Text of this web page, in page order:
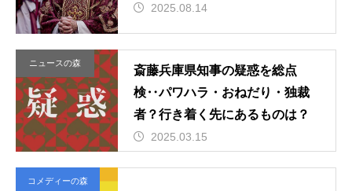
2025.08.14
ニュースの森
斎藤兵庫県知事の疑惑を総点
検‥パワハラ・おねだり・独裁
者？行き着く先にあるものは？
2025.03.15
コメディーの森